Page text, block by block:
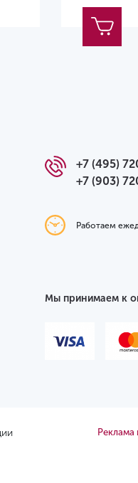
+7 (495)
+7 (903)
Работаем
Мы принимаем к
Реклама